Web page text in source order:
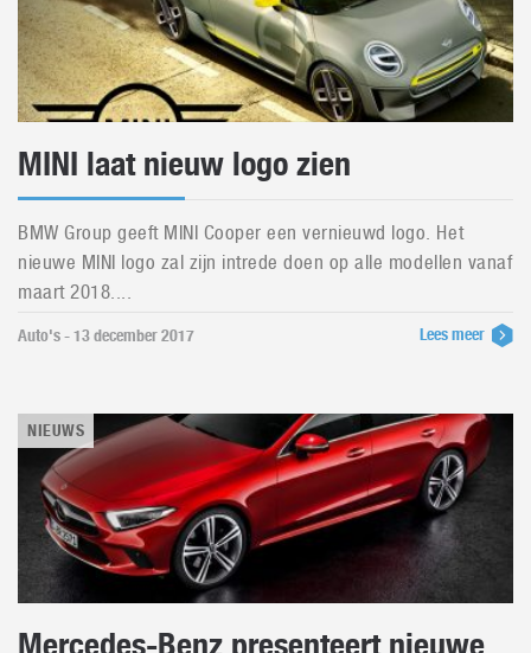
MINI laat nieuw logo zien
BMW Group geeft MINI Cooper een vernieuwd logo. Het
nieuwe MINI logo zal zijn intrede doen op alle modellen vanaf
maart 2018....
Auto's - 13 december 2017 Lees meer
NIEUWS
Mercedes-Benz presenteert nieuwe